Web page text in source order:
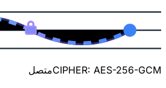
CIPHER: AES-256-GCMمتصل